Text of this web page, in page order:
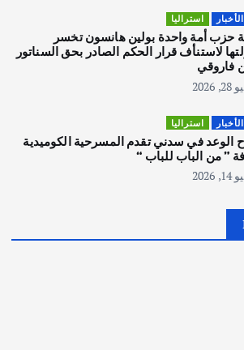
المقبل
يوليو 28, 2026
مدينة كلباء الاماراتية
في جذور المشكلة وحلولها المستدامة
استراليا
حزب أمة واحدة بولين هانسون تخسر
لاستنأف قرار الحكم الصادر بحق السناتور
فاروقي
استراليا
الوعد في سدني تقدم المسرحية الكوميدية
” من الباب للباب “
2026